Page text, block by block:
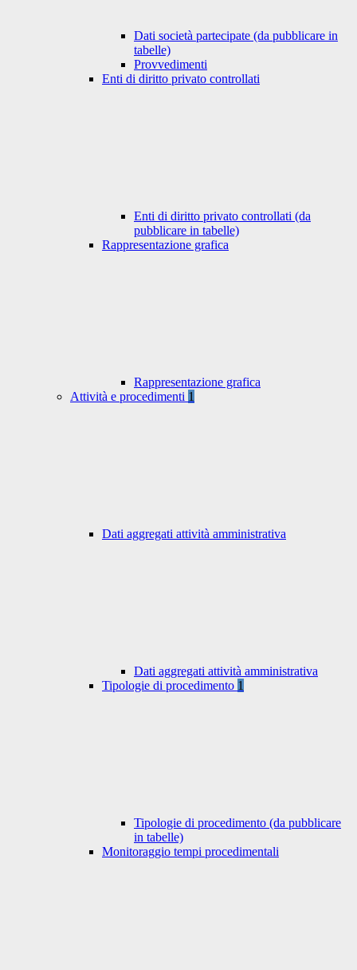
Dati società partecipate (da pubblicare in
tabelle)
Provvedimenti
Enti di diritto privato controllati
Enti di diritto privato controllati (da
pubblicare in tabelle)
Rappresentazione grafica
Rappresentazione grafica
Attività e procedimenti 1
Dati aggregati attività amministrativa
Dati aggregati attività amministrativa
Tipologie di procedimento 1
Tipologie di procedimento (da pubblicare
in tabelle)
Monitoraggio tempi procedimentali